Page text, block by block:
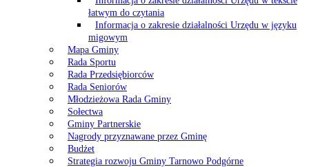
łatwym do czytania
Informacja o zakresie działalności Urzędu w języku
migowym
Mapa Gminy
Rada Sportu
Rada Przedsiębiorców
Rada Seniorów
Młodzieżowa Rada Gminy
Sołectwa
Gminy Partnerskie
Nagrody przyznawane przez Gminę
Budżet
Strategia rozwoju Gminy Tarnowo Podgórne